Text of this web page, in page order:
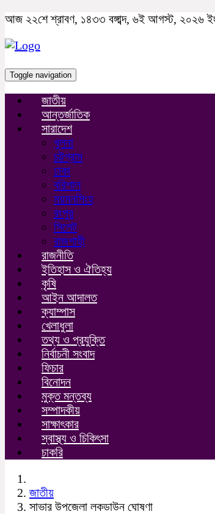
আজ ২২শে শ্রাবণ, ১৪৩৩ বঙ্গাব্দ, ৬ই আগস্ট, ২০২৬
Toggle navigation
জাতীয়
আন্তর্জাতিক
সারাদেশ
খুলনা
চট্টগ্রাম
ঢাকা
বরিশাল
ময়মনসিংহ
রংপুর
সিলেট
রাজশাহী
রাজনীতি
ইতিহাস ও ঐতিহ্য
কৃষি
আইন আদালত
ক্যাম্পাস
খেলাধুলা
তথ্য ও প্রযুক্তি
নির্বাচনী সংবাদ
ফিচার
বিনোদন
মুক্ত মন্তব্য
সম্পাদকীয়
সাক্ষাৎকার
স্বাস্থ্য ও চিকিৎসা
চাকরি
জাতীয়
সাভার উপজেলা লকডাউন ঘোষণা